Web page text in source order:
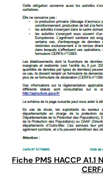
Fiche PMS HACCP